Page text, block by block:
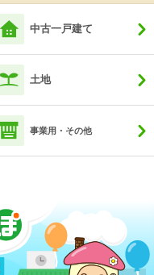
中古一戸建て
土地
事業用・その他